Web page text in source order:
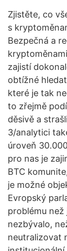
Zjistěte, co
s
Bezpečná a
zajistí
obtížné
které je tak
to zřejmě
děsivě a
3/analytici
úroveň
pro nas je
BTC
je možné
Evropský
problému než
nezbývalo,
neutralizovat